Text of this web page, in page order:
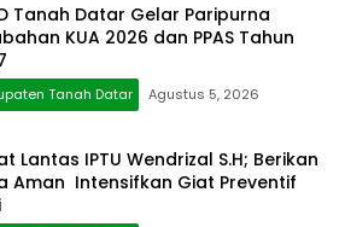
Tanah Datar Gelar Paripurna
KUA 2026 dan PPAS Tahun
Tanah Datar Agustus 5, 2026
Lantas IPTU Wendrizal S.H; Berikan
Aman Intensifkan Giat Preventif